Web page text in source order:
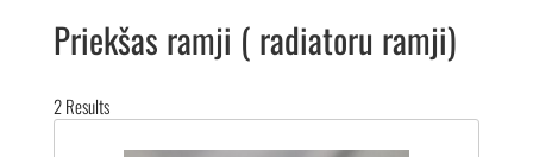
Priekšas ramji ( radiatoru ramji)
2Results